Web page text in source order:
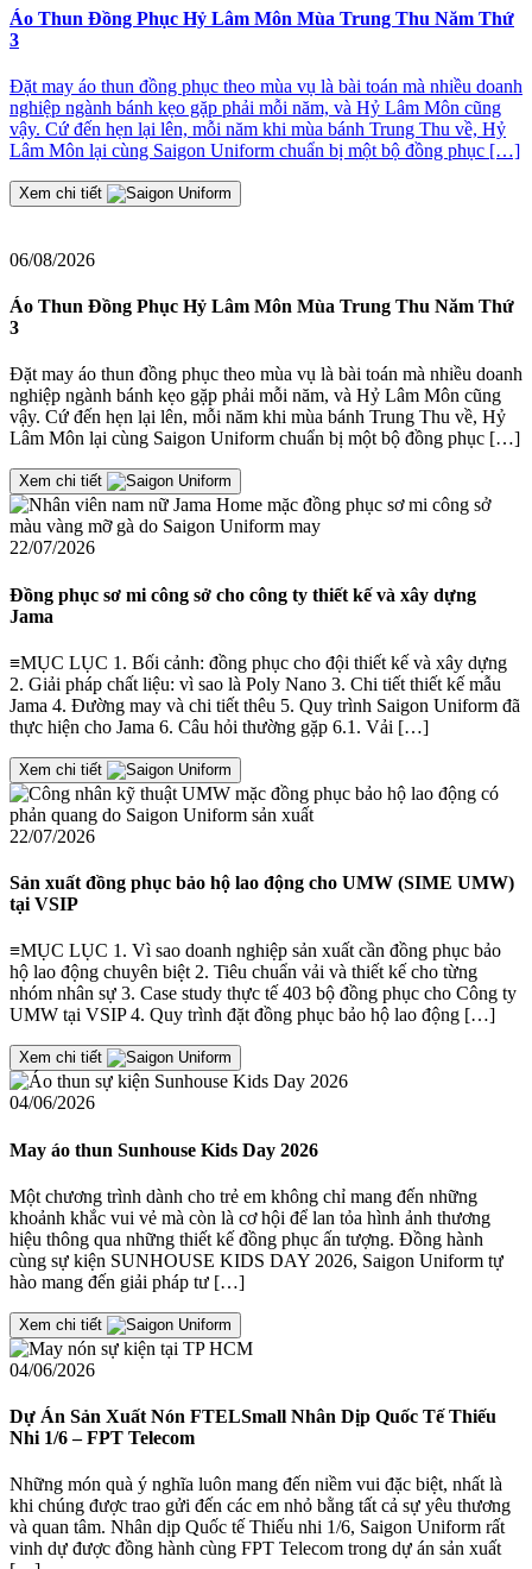
Áo Thun Đồng Phục Hỷ Lâm Môn Mùa Trung Thu Năm Thứ
3
Đặt may áo thun đồng phục theo mùa vụ là bài toán mà nhiều doanh
nghiệp ngành bánh kẹo gặp phải mỗi năm, và Hỷ Lâm Môn cũng
vậy. Cứ đến hẹn lại lên, mỗi năm khi mùa bánh Trung Thu về, Hỷ
Lâm Môn lại cùng Saigon Uniform chuẩn bị một bộ đồng phục […]
Xem chi tiết
06/08/2026
Áo Thun Đồng Phục Hỷ Lâm Môn Mùa Trung Thu Năm Thứ
3
Đặt may áo thun đồng phục theo mùa vụ là bài toán mà nhiều doanh
nghiệp ngành bánh kẹo gặp phải mỗi năm, và Hỷ Lâm Môn cũng
vậy. Cứ đến hẹn lại lên, mỗi năm khi mùa bánh Trung Thu về, Hỷ
Lâm Môn lại cùng Saigon Uniform chuẩn bị một bộ đồng phục […]
Xem chi tiết
22/07/2026
Đồng phục sơ mi công sở cho công ty thiết kế và xây dựng
Jama
≡MỤC LỤC 1. Bối cảnh: đồng phục cho đội thiết kế và xây dựng
2. Giải pháp chất liệu: vì sao là Poly Nano 3. Chi tiết thiết kế mẫu
Jama 4. Đường may và chi tiết thêu 5. Quy trình Saigon Uniform đã
thực hiện cho Jama 6. Câu hỏi thường gặp 6.1. Vải […]
Xem chi tiết
22/07/2026
Sản xuất đồng phục bảo hộ lao động cho UMW (SIME UMW)
tại VSIP
≡MỤC LỤC 1. Vì sao doanh nghiệp sản xuất cần đồng phục bảo
hộ lao động chuyên biệt 2. Tiêu chuẩn vải và thiết kế cho từng
nhóm nhân sự 3. Case study thực tế 403 bộ đồng phục cho Công ty
UMW tại VSIP 4. Quy trình đặt đồng phục bảo hộ lao động […]
Xem chi tiết
04/06/2026
May áo thun Sunhouse Kids Day 2026
Một chương trình dành cho trẻ em không chỉ mang đến những
khoảnh khắc vui vẻ mà còn là cơ hội để lan tỏa hình ảnh thương
hiệu thông qua những thiết kế đồng phục ấn tượng. Đồng hành
cùng sự kiện SUNHOUSE KIDS DAY 2026, Saigon Uniform tự
hào mang đến giải pháp tư […]
Xem chi tiết
04/06/2026
Dự Án Sản Xuất Nón FTELSmall Nhân Dịp Quốc Tế Thiếu
Nhi 1/6 – FPT Telecom
Những món quà ý nghĩa luôn mang đến niềm vui đặc biệt, nhất là
khi chúng được trao gửi đến các em nhỏ bằng tất cả sự yêu thương
và quan tâm. Nhân dịp Quốc tế Thiếu nhi 1/6, Saigon Uniform rất
vinh dự được đồng hành cùng FPT Telecom trong dự án sản xuất